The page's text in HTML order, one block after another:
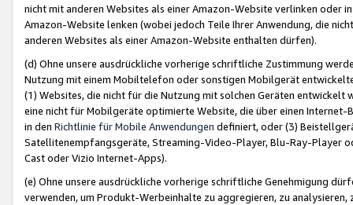
nicht mit anderen Websites als einer Amazon-Website verlinken oder
Amazon-Website lenken (wobei jedoch Teile Ihrer Anwendung, die
anderen Websites als einer Amazon-Website enthalten dürfen).
(d) Ohne unsere ausdrückliche vorherige schriftliche Zustimmung
Nutzung mit einem Mobiltelefon oder sonstigen Mobilgerät
(1) Websites, die nicht für die Nutzung mit solchen Geräten
eine nicht für Mobilgeräte optimierte Website, die über einen
in den Richtlinie für Mobile Anwendungen definiert, oder (3)
Satellitenempfangsgeräte, Streaming-Video-Player, Blu-Ray-Player
Cast oder Vizio Internet-Apps).
(e) Ohne unsere ausdrückliche vorherige schriftliche Genehmigung
verwenden, um Produkt-Werbeinhalte zu aggregieren, zu